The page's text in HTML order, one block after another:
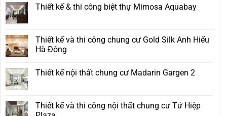
Thiết kế & thi công biệt thự Mimosa Aquabay
Thiết kế và thi công chung cư Gold Silk Anh Hiếu
Hà Đông
Thiết kế nội thất chung cư Madarin Gargen 2
Thiết kế và thi công nội thất chung cư Tứ Hiệp